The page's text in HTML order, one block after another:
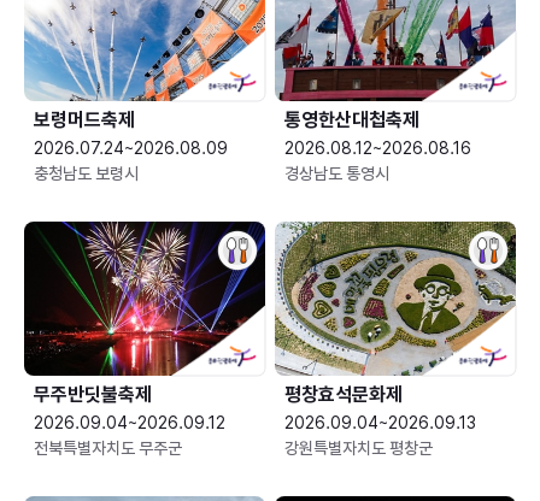
보령머드축제
2026.07.24~2026.08.09
충청남도 보령시
통영한산대첩축제
2026.08.12~2026.08.16
경상남도 통영시
무주반딧불축제
2026.09.04~2026.09.12
전북특별자치도 무주군
평창효석문화제
2026.09.04~2026.09.13
강원특별자치도 평창군